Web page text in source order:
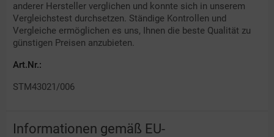
anderer Hersteller verglichen und konnte sich in unserem
Vergleichstest durchsetzen. Ständige Kontrollen und
Vergleiche ermöglichen es uns, Ihnen die beste Qualität zu
günstigen Preisen anzubieten.
Art.Nr.:
STM43021/006
Informationen gemäß EU-